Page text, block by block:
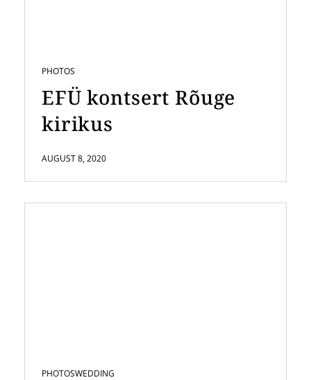
PHOTOS
EFÜ kontsert Rõuge
kirikus
AUGUST 8, 2020
PHOTOSWEDDING